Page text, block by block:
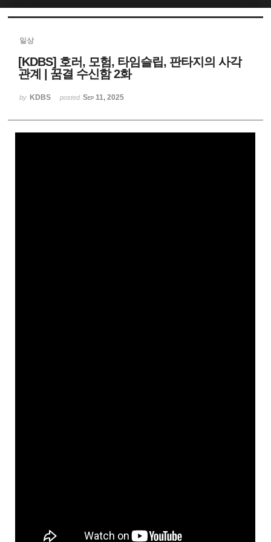
일상
[KDBS] 호러, 모험, 타임슬립, 판타지의 사각
관계 | 꿈결 수신함 2화
by KDBS posted Sep 11, 2025
Sketchbook5, 스케치북5
Sketchbook5, 스케치북5